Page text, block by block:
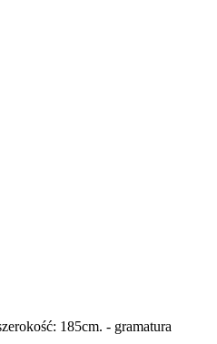
185cm. - gramatura